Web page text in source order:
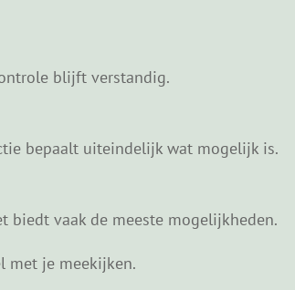
blijft verstandig.
bepaalt uiteindelijk wat mogelijk is.
biedt vaak de meeste mogelijkheden.
met je meekijken.